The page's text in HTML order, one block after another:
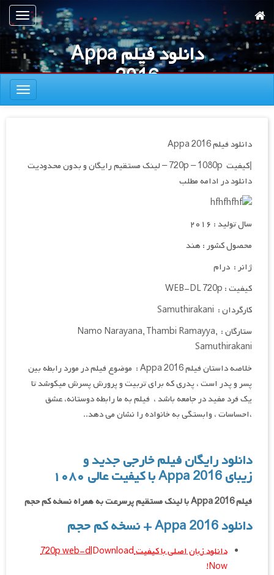
به
محتوای
اصلی
ناوبری
دانلود فیلم Appa
2016
ناوبری
دانلود فیلم Appa 2016
|کیفیت 720p – 1080p – لینک مستقیم رایگان و بدون محدودیت
دانلود در ادامه مطلب
سال تولید : ۲۰۱۶
محصول کشور : هند
ژانر : درام
کیفیت : WEB-DL 720p
کارگردان : Samuthirakani
ستارگان : Namo Narayana, Thambi Ramayya,
Samuthirakani
خلاصه داستان فیلم Appa 2016 : موضوع فیلم در مورد رابطه بین
پسر و پدر است ، پدری که برای تربیت و پرورش پسرش میکوشد تا
یک فرد مفید در جامعه باشد ، فیلم به ما رابطه دوستانه، عشق
،احساسات ، وابستگی به خانواده را نشان می دهد..
دانلود رایگان فیلم خارجی جدید و
زیبای Appa 2016 با کیفیت عالی ۱۰۸۰
فیلم Appa 2016 با لینک مستقیم پرسرعت به همراه نسخه کم حجم
دانلود Appa 2016 + نسخه کم حجم
دانلود زبان اصلی با کیفیت 720p web-dlDownload
Now!